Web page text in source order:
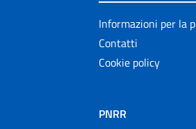
Informazioni per la
Contatti
Cookie policy
PNRR